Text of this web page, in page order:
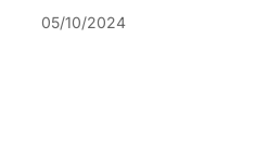
05/10/2024